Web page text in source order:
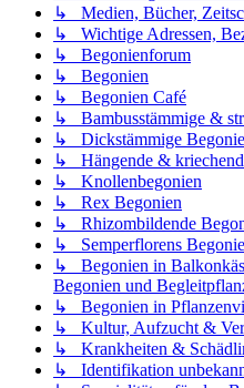
↳ Medien, Bücher,
↳ Wichtige Adressen,
↳ Begonienforum
↳ Begonien
↳ Begonien Café
↳ Bambusstämmige &
↳ Dickstämmige
↳ Hängende &
↳ Knollenbegonien
↳ Rex Begonien
↳ Rhizombildende
↳ Semperflorens
↳ Begonien in
Begonien und
↳ Begonien in
↳ Kultur, Aufzucht &
↳ Krankheiten &
↳ Identifikation